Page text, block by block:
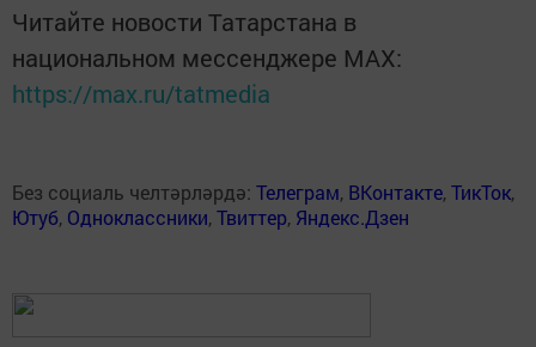
Читайте новости Татарстана в
национальном мессенджере MАХ:
https://max.ru/tatmedia
Без социаль челтәрләрдә: Телеграм, ВКонтакте,ТикТок,
Ютуб, Одноклассники,Твиттер, Яндекс.Дзен